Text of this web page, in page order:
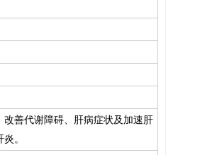
善代谢障碍、肝病症状及加速肝
。